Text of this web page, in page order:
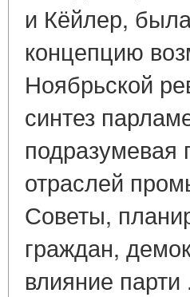
и Кёйлер,
концепцию
Ноябрьской
синтез
отраслей
Советы,
граждан,
влияние парти